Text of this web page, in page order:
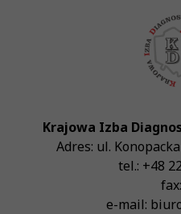
Krajowa Izba
Adres: ul.
tel.: +48
fax:
e-mail: